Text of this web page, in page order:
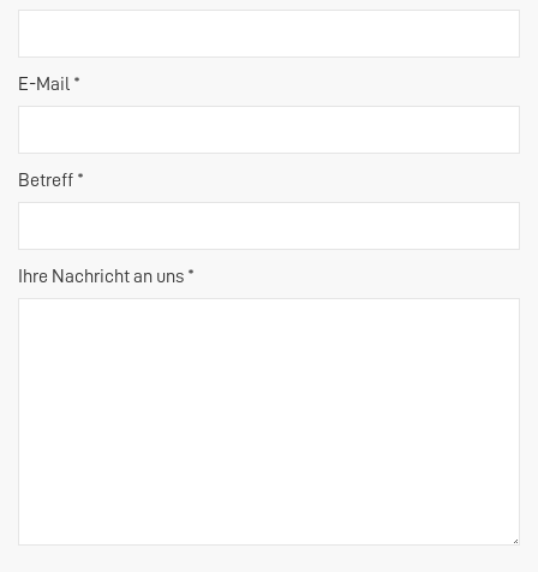
E-Mail *
Betreff *
Ihre Nachricht an uns *